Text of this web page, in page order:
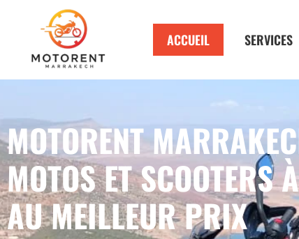
ACCUEIL SERVICES
MOTORENT
MOTOS ET SCOOTERS
AU MEILLEUR PRIX